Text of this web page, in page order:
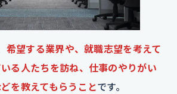
希望する業界や、就職志望を考えて
る人たちを訪ね、仕事のやりがい
を教えてもらうこと です。